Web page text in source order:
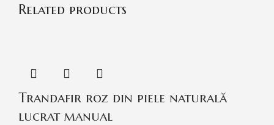
Related products
Trandafir roz din piele naturală
lucrat manual